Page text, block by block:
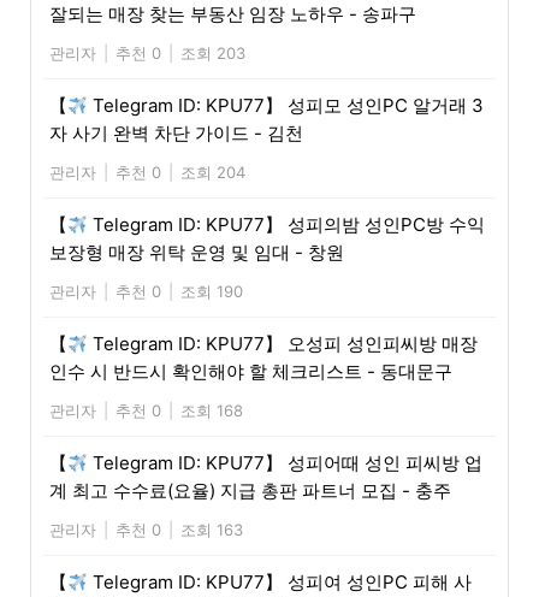
잘되는 매장 찾는 부동산 임장 노하우 - 송파구
관리자 추천 0 조회 203
【
Telegram ID: KPU77】 성피모 성인PC 알거래 3
자 사기 완벽 차단 가이드 - 김천
관리자 추천 0 조회 204
【
Telegram ID: KPU77】 성피의밤 성인PC방 수익
보장형 매장 위탁 운영 및 임대 - 창원
관리자 추천 0 조회 190
【
Telegram ID: KPU77】 오성피 성인피씨방 매장
인수 시 반드시 확인해야 할 체크리스트 - 동대문구
관리자 추천 0 조회 168
【
Telegram ID: KPU77】 성피어때 성인 피씨방 업
계 최고 수수료(요율) 지급 총판 파트너 모집 - 충주
관리자 추천 0 조회 163
【
Telegram ID: KPU77】 성피여 성인PC 피해 사